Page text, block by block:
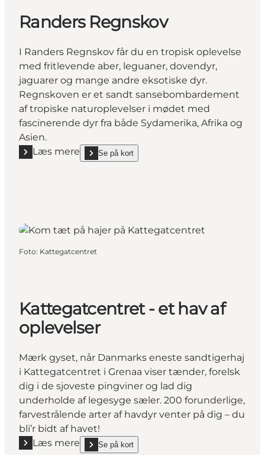
Randers Regnskov
I Randers Regnskov får du en tropisk oplevelse
med fritlevende aber, leguaner, dovendyr,
jaguarer og mange andre eksotiske dyr.
Regnskoven er et sandt sansebombardement
af tropiske naturoplevelser i mødet med
fascinerende dyr fra både Sydamerika, Afrika og
Asien.
Læs mere
Læs mere "Randers Regnskov"
Se på kort
show Randers Regnskov on_map
Foto: Kattegatcentret
Kattegatcentret - et hav af
oplevelser
Mærk gyset, når Danmarks eneste sandtigerhaj
i Kattegatcentret i Grenaa viser tænder, forelsk
dig i de sjoveste pingviner og lad dig
underholde af legesyge sæler. 200 forunderlige,
farvestrålende arter af havdyr venter på dig – du
bli’r bidt af havet!
Læs mere
Læs mere "Kattegatcentret - et hav af oplevelser"
Se på kort
show Kattegatcentret - et hav af oplevelser on_map